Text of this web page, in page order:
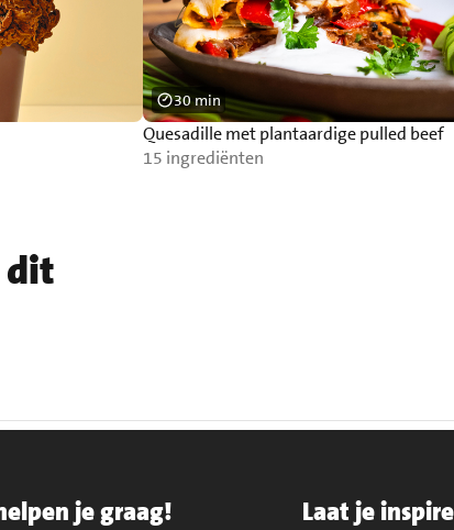
Quesadille met plantaardige pulled beef
15 ingrediënten
30 min
dit
je graag! Laat je